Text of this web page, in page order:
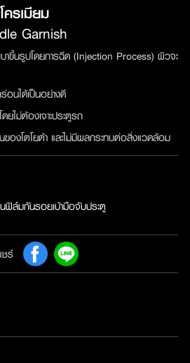
รเมียม
Garnish
ขึ้นรูปโดยการฉีด (Injection Process) ผิวจะ
นได้เป็นอย่างดี
ไม่ต้องเจาะประตูรถ
องโตโยต้า และไม่มีผลกระทบต่อสิ่งแวดล้อม
ล์มกันรอยเบ้ามือจับประตู
ชร์